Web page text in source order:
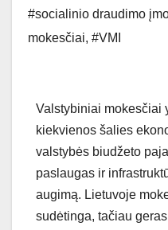
#socialinio draudimo
mokesčiai, #VMI
Valstybiniai mokesčiai
kiekvienos šalies
valstybės biudžeto
paslaugas ir
augimą. Lietuvoje
sudėtinga, tačiau